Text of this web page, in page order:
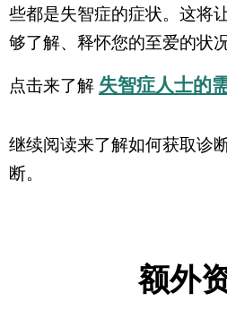
些都是失智症的症状。这将
够了解、释怀您的至爱的状况
点击来了解 失智症人士的
继续阅读来了解如何获取诊
断。
额外